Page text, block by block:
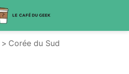
> Corée du Sud